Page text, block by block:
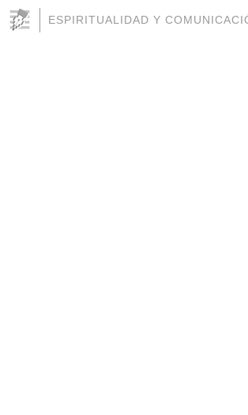
ESPIRITUALIDAD Y